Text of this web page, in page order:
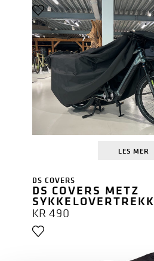
LES MER
DS COVERS
DS COVERS METZ
SYKKELOVERTREKK
KR490